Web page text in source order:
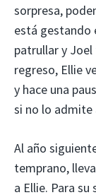
sorpresa,
está gestando
patrullar y Joel
regreso, Ellie
y hace una
si no lo admite
Al año
temprano,
a Ellie. Para